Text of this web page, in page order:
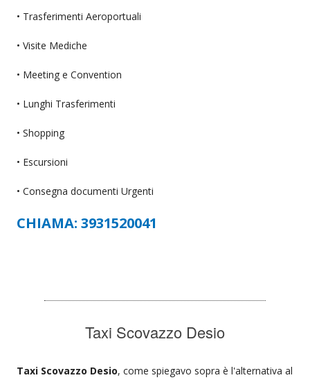
• Trasferimenti Aeroportuali
• Visite Mediche
• Meeting e Convention
• Lunghi Trasferimenti
• Shopping
• Escursioni
• Consegna documenti Urgenti
CHIAMA: 3931520041
Taxi Scovazzo Desio
Taxi Scovazzo Desio, come spiegavo sopra è l'alternativa al